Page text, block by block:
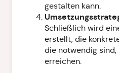
gestalten kann.
Schließlich wird
erstellt, die
die notwendig sind,
erreichen.